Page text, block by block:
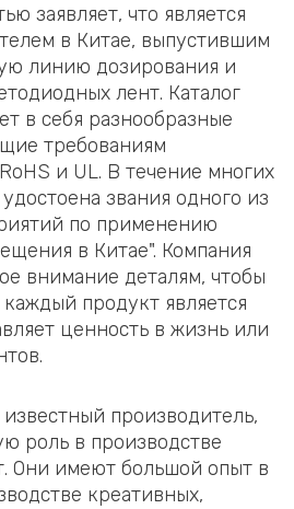
заявляет, что является
в Китае, выпустившим
линию дозирования и
лент. Каталог
в себя разнообразные
требованиям
и UL. В течение многих
звания одного из
по применению
в Китае". Компания
внимание деталям, чтобы
каждый продукт является
ценность в жизнь или
производитель,
роль в производстве
Они имеют большой опыт в
креативных,